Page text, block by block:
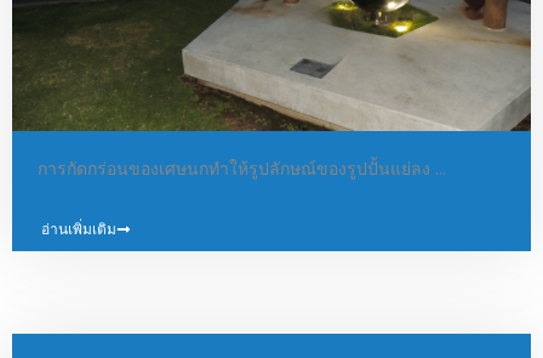
การกัดกร่อนของเศษนกทำให้รูปลักษณ์ของรูปปั้นแย่ลง …
อ่านเพิ่มเติม